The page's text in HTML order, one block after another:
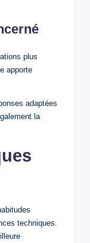
plus
apporte
adaptées
la
techniques.